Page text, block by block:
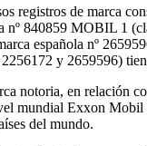
registros de marca
nº 840859 MOBIL 1
española nº
y 2659596)
notoria, en relación
mundial Exxon Mobil
del mundo.